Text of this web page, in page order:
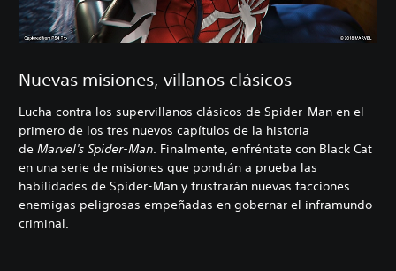
Nuevas misiones, villanos clásicos
Lucha contra los supervillanos clásicos de Spider-Man en el
primero de los tres nuevos capítulos de la historia
de Marvel's Spider-Man. Finalmente, enfréntate con Black Cat
en una serie de misiones que pondrán a prueba las
habilidades de Spider-Man y frustrarán nuevas facciones
enemigas peligrosas empeñadas en gobernar el inframundo
criminal.